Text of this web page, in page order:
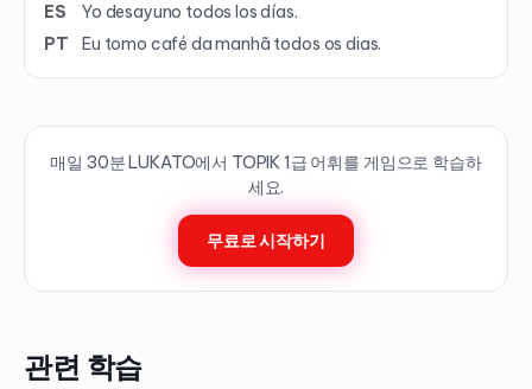
ES
Yo desayuno todos los días.
PT
Eu tomo café da manhã todos os dias.
매일 30분 LUKATO에서 TOPIK 1급 어휘를 게임으로 학습하
세요.
무료로 시작하기
관련 학습